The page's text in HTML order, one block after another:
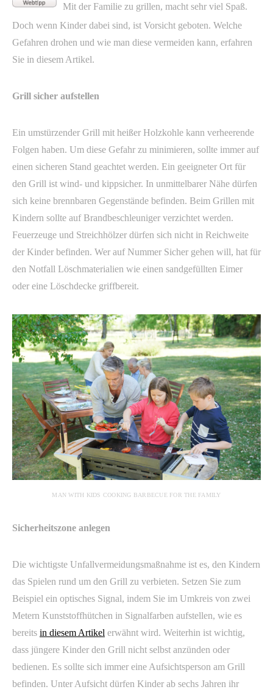
Mit der Familie zu grillen, macht sehr viel Spaß.
Doch wenn Kinder dabei sind, ist Vorsicht geboten. Welche
Gefahren drohen und wie man diese vermeiden kann, erfahren
Sie in diesem Artikel.
Grill sicher aufstellen
Ein umstürzender Grill mit heißer Holzkohle kann verheerende
Folgen haben. Um diese Gefahr zu minimieren, sollte immer auf
einen sicheren Stand geachtet werden. Ein geeigneter Ort für
den Grill ist wind- und kippsicher. In unmittelbarer Nähe dürfen
sich keine brennbaren Gegenstände befinden. Beim Grillen mit
Kindern sollte auf Brandbeschleuniger verzichtet werden.
Feuerzeuge und Streichhölzer dürfen sich nicht in Reichweite
der Kinder befinden. Wer auf Nummer Sicher gehen will, hat für
den Notfall Löschmaterialien wie einen sandgefüllten Eimer
oder eine Löschdecke griffbereit.
MAN WITH KIDS COOKING BARBECUE FOR THE FAMILY
Sicherheitszone anlegen
Die wichtigste Unfallvermeidungsmaßnahme ist es, den Kindern
das Spielen rund um den Grill zu verbieten. Setzen Sie zum
Beispiel ein optisches Signal, indem Sie im Umkreis von zwei
Metern Kunststoffhütchen in Signalfarben aufstellen, wie es
bereits in diesem Artikel erwähnt wird. Weiterhin ist wichtig,
dass jüngere Kinder den Grill nicht selbst anzünden oder
bedienen. Es sollte sich immer eine Aufsichtsperson am Grill
befinden. Unter Aufsicht dürfen Kinder ab sechs Jahren ihr